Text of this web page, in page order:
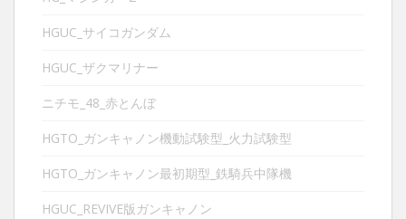
HGUC_サイコガンダム
HGUC_ザクマリナー
ニチモ_48_赤とんぼ
HGTO_ガンキャノン機動試験型_火力試験型
HGTO_ガンキャノン最初期型_鉄騎兵中隊機
HGUC_REVIVE版ガンキャノン